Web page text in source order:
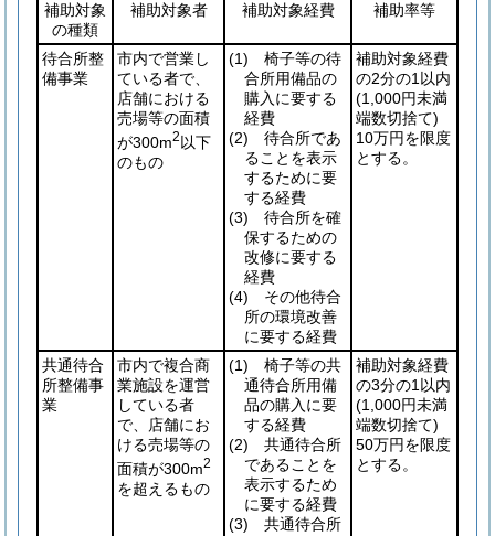
補助対象
の種類
補助対象者 補助対象経費 補助率等
待合所整
備事業
市内で営業し
ている者で、
店舗における
売場等の面積
が300m2 以下
のもの
(1) 椅子等の待
合所用備品の
購入に要する
経費
(2) 待合所であ
ることを表示
するために要
する経費
(3) 待合所を確
保するための
改修に要する
経費
(4) その他待合
所の環境改善
に要する経費
補助対象経費
の2分の1以内
(1,000円未満
端数切捨て)
10万円を限度
とする。
共通待合
所整備事
業
市内で複合商
業施設を運営
している者
で、店舗にお
ける売場等の
面積が300m2
を超えるもの
(1) 椅子等の共
通待合所用備
品の購入に要
する経費
(2) 共通待合所
であることを
表示するため
に要する経費
(3) 共通待合所
補助対象経費
の3分の1以内
(1,000円未満
端数切捨て)
50万円を限度
とする。